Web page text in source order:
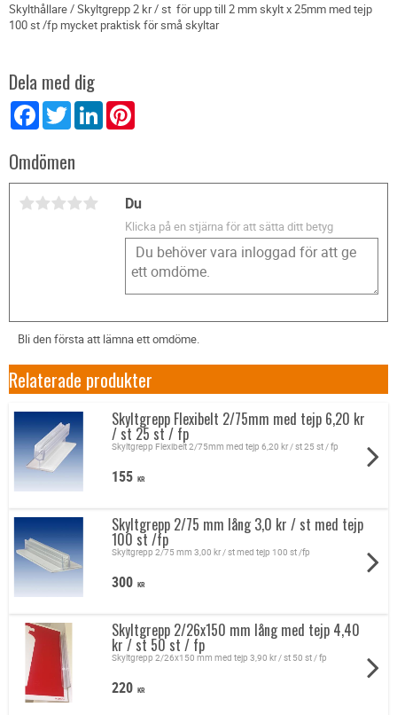
Skylthållare / Skyltgrepp 2 kr / st för upp till 2 mm skylt x 25mm med tejp
100 st /fp mycket praktisk för små skyltar
Dela med dig
FacebookTwitter LinkedIn
Omdömen
Du
Klicka på en stjärna för att sätta ditt betyg
Bli den första att lämna ett omdöme.
Relaterade produkter
Skyltgrepp Flexibelt 2/75mm med tejp 6,20 kr
/ st 25 st / fp
Skyltgrepp Flexibelt 2/75mm med tejp 6,20 kr / st 25 st / fp
155 KR
Skyltgrepp 2/75 mm lång 3,0 kr / st med tejp
100 st /fp
Skyltgrepp 2/75 mm 3,00 kr / st med tejp 100 st /fp
300 KR
Skyltgrepp 2/26x150 mm lång med tejp 4,40
kr / st 50 st / fp
Skyltgrepp 2/26x150 mm med tejp 3,90 kr / st 50 st / fp
220 KR